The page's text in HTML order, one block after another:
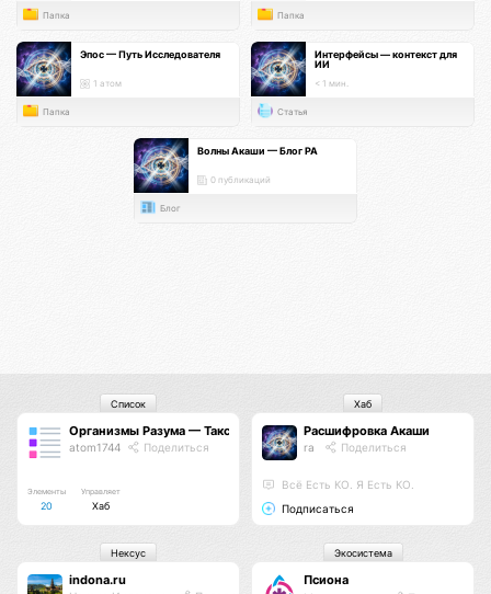
Папка Папка
Эпос — Путь Исследователя
1 атом
Папка
Интерфейсы — контекст для
ИИ
< 1 мин.
Статья
Волны Акаши — Блог РА
0 публикаций
Блог
Организмы Разума — Таксономия Жизни
atom1744 Поделиться
Элементы
20
Управляет
Хаб
Список
Расшифровка Акаши
ra Поделиться
Всё Есть КО. Я Есть КО.
Подписаться
Хаб
indona.ru
Нексус
Псиона
Экосистема